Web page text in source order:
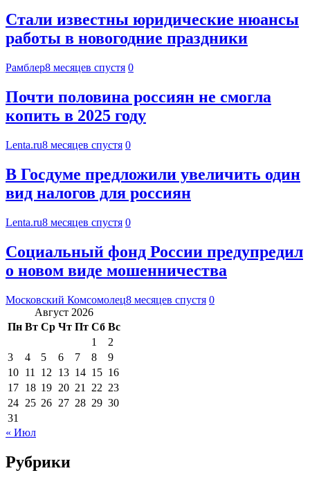
Стали известны юридические нюансы
работы в новогодние праздники
Рамблер8 месяцев спустя 0
Почти половина россиян не смогла
копить в 2025 году
Lenta.ru8 месяцев спустя 0
В Госдуме предложили увеличить один
вид налогов для россиян
Lenta.ru8 месяцев спустя 0
Социальный фонд России предупредил
о новом виде мошенничества
Московский Комсомолец8 месяцев спустя 0
Август 2026
Пн Вт Ср Чт Пт Сб Вс
1
2
3
4 5 6 7 8
9
10 11 12 13 14 15 16
17 18 19 20 21 22 23
24 25 26 27 28 29 30
31
« Июл
Рубрики